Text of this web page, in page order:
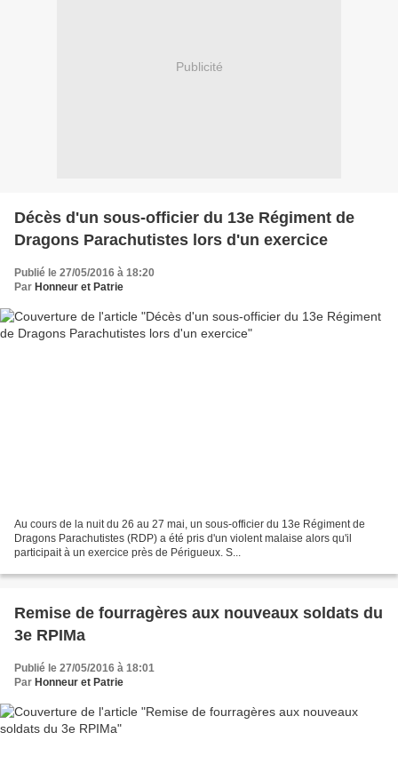
Publicité
Décès d'un sous-officier du 13e Régiment de
Dragons Parachutistes lors d'un exercice
Publié le 27/05/2016 à 18:20
Par Honneur et Patrie
Au cours de la nuit du 26 au 27 mai, un sous-officier du 13e Régiment de
Dragons Parachutistes (RDP) a été pris d'un violent malaise alors qu'il
participait à un exercice près de Périgueux. S...
Remise de fourragères aux nouveaux soldats du
3e RPIMa
Publié le 27/05/2016 à 18:01
Par Honneur et Patrie